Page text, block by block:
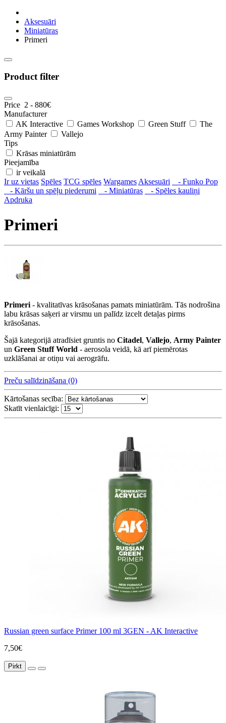
Aksesuāri
Miniatūras
Primeri
Product filter
Price 2 - 880€
Manufacturer
AK Interactive
Games Workshop Green Stuff
The
Army Painter
Vallejo
Tips
Krāsas miniatūrām
Pieejamība
ir veikalā
Ir uz vietas Spēles TCG spēles WargamesAksesuāri
- Funko Pop
- Kāršu un spēļu piederumi
- Miniatūras
- Spēles kauliņi
Apdruka
Primeri
Primeri - kvalitatīvas krāsošanas pamats miniatūrām. Tās nodrošina
labu krāsas saķeri ar virsmu un palīdz izcelt detaļas pirms
krāsošanas.
Šajā kategorijā atradīsiet gruntis no Citadel, Vallejo, Army Painter
un Green Stuff World - aerosola veidā, kā arī piemērotas
uzklāšanai ar otiņu vai aerogrāfu.
Preču salīdzināšana (0)
Kārtošanas secība:
Skatīt vienlaicīgi:
Russian green surface Primer 100 ml 3GEN - AK Interactive
7,50€
Pirkt